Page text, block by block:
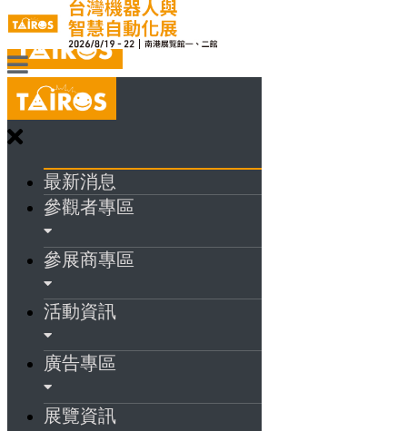
最新消息
參觀者專區
參展商專區
活動資訊
廣告專區
展覽資訊